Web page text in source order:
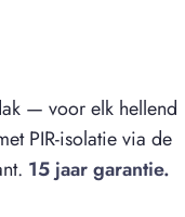
— voor elk hellend
PIR-isolatie via de
15 jaar garantie.